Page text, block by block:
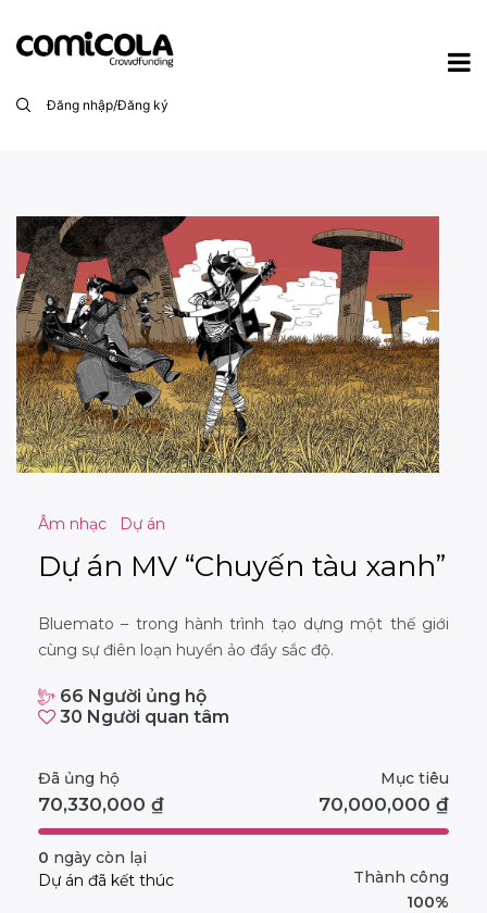
Đăng nhập/Đăng ký
Âm nhạc Dự án
Dự án MV “Chuyến tàu xanh”
Bluemato – trong hành trình tạo dựng một thế giới
cùng sự điên loạn huyền ảo đầy sắc độ.
66 Người ủng hộ
30 Người quan tâm
70,330,000 ₫
Đã ủng hộ
70,000,000 ₫
Mục tiêu
0 ngày còn lại
100%
Thành công
Dự án đã kết thúc